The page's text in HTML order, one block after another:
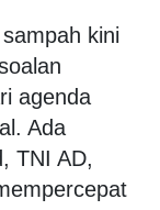
kini
agenda
Ada
TNI AD,